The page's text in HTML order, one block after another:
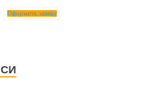
Оформить заявку